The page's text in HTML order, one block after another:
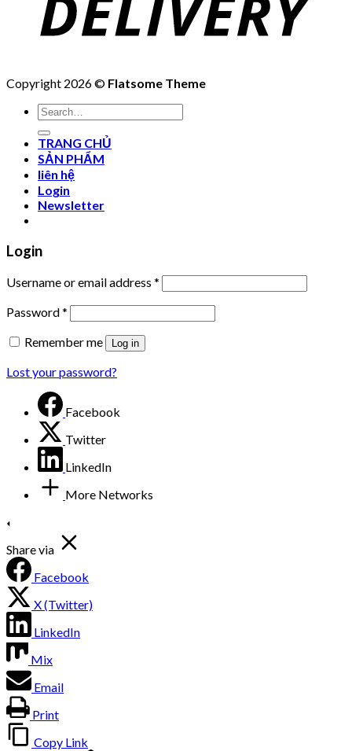
Copyright 2026 © Flatsome Theme
Search
for:
TRANG CHỦ
SẢN PHẨM
liên hệ
Login
Newsletter
Login
Username or email address *
Password*
Remember me
Log in
Lost your password?
Facebook
Twitter
LinkedIn
More Networks
Share via
Facebook
X (Twitter)
LinkedIn
Mix
Email
Print
Copy Link